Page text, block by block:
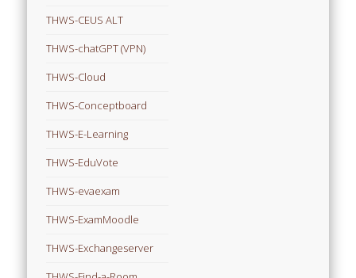
THWS-CEUS ALT
THWS-chatGPT (VPN)
THWS-Cloud
THWS-Conceptboard
THWS-E-Learning
THWS-EduVote
THWS-evaexam
THWS-ExamMoodle
THWS-Exchangeserver